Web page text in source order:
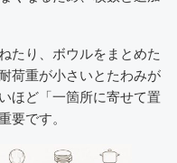
たり、ボウルをまとめた
荷重が小さいとたわみが
ほど「一箇所に寄せて置
要です。